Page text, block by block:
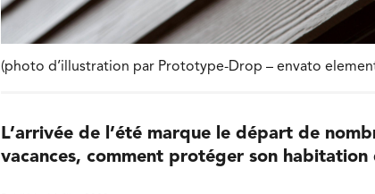
(photo d’illustration par Prototype-Drop – envato
L’arrivée de l’été marque le départ de
vacances, comment protéger son habitation